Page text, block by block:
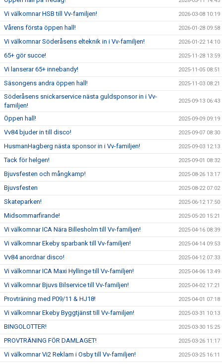
Vi välkomnar HSB till Vv-familjen! 2026-03-08 10:19
Vårens första öppen hall! 2026-01-28 09:58
Vi välkomnar Söderåsens elteknik in i Vv-familjen! 2026-01-22 14:10
65+ gör succe! 2025-11-28 13:59
Vi lanserar 65+ innebandy! 2025-11-05 08:51
Säsongens andra öppen hall! 2025-11-03 08:21
Söderåsens snickarservice nästa guldsponsor in i Vv-
familjen!
2025-09-13 06:43
Öppen hall! 2025-09-09 09:19
Vv84 bjuder in till disco! 2025-09-07 08:30
HusmanHagberg nästa sponsor in i Vv-familjen! 2025-09-03 12:13
Tack för helgen! 2025-09-01 08:32
Bjuvsfesten och mångkamp! 2025-08-26 13:17
Bjuvsfesten 2025-08-22 07:02
Skateparken! 2025-06-12 17:50
Midsommarfirande! 2025-05-20 15:21
Vi välkomnar ICA Nära Billesholm till Vv-familjen! 2025-04-16 08:39
Vi välkomnar Ekeby sparbank till Vv-familjen! 2025-04-14 09:53
Vv84 anordnar disco! 2025-04-12 07:33
Vi välkomnar ICA Maxi Hyllinge till Vv-familjen! 2025-04-06 13:49
Vi välkomnar Bjuvs Bilservice till Vv-familjen! 2025-04-02 17:21
Provträning med P09/11 & HJ18! 2025-04-01 07:18
Vi välkomnar Ekeby Byggtjänst till Vv-familjen! 2025-03-31 10:13
BINGOLOTTER! 2025-03-30 15:25
PROVTRÄNING FÖR DAMLAGET! 2025-03-26 11:17
Vi välkomnar Vi2 Reklam i Osby till Vv-familjen! 2025-03-25 16:11